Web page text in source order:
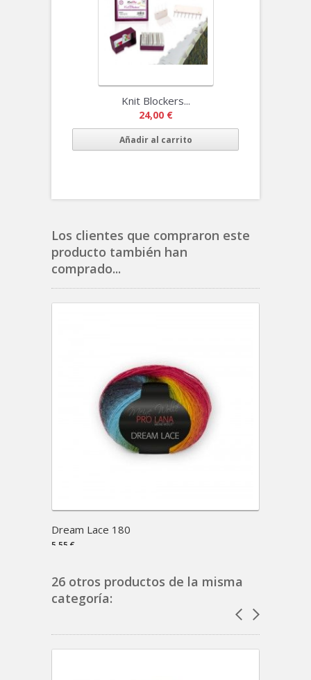
Knit Blockers...
24,00 €
Añadir al carrito
Los clientes que compraron este
producto también han
comprado...
Dream Lace 180
5,55 €
26 otros productos de la misma
categoría: